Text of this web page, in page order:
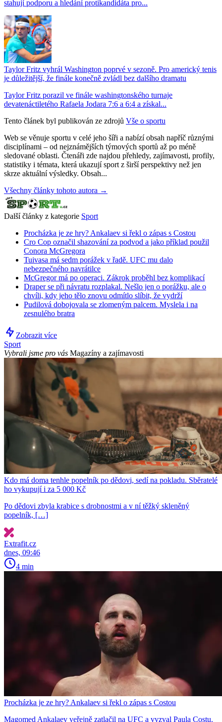
stahují podporu a hledání protikandidáta pro...
Taylor Fritz vyhrál Washington poprvé v sezoně. Pro americký tenis
je důležitější, že finále konečně zvládl bez dalšího dramatu
Taylor Fritz porazil ve finále washingtonského turnaje
devatenáctiletého Rafaela Jodara 7:6 a 6:4 a získal...
Tento článek byl publikován ze zdrojů Vše o sportu
Web se věnuje sportu v celé jeho šíři a nabízí obsah napříč různými
disciplínami – od nejznámějších týmových sportů až po méně
sledované oblasti. Čtenáři zde najdou přehledy, zajímavosti, profily,
statistiky i témata, která ukazují sport z širší perspektivy než jen
skrze aktuální výsledky. Obsah...
Všechny články tohoto autora →
Další články z kategorie Sport
Procházka je ze hry? Ankalaev si řekl o zápas s Costou
Cro Cop označil shazování za podvod a jako příklad použil
Conora McGregora
Tuivasa má sedm porážek v řadě. UFC mu dalo
nebezpečného navrátilce
McGregor má po operaci. Zákrok proběhl bez komplikací
Draper se při návratu rozplakal. Nešlo jen o porážku, ale o
chvíli, kdy jeho tělo znovu odmítlo slíbit, že vydrží
Pudilová dobojovala se zlomeným palcem. Myslela i na
zesnulého bratra
Zobrazit více
Sport
Vybrali jsme pro vás Magazíny a zajímavosti
Kdo má doma tenhle popelník po dědovi, sedí na pokladu. Sběratelé
ho vykupují i za 5 000 Kč
Po dědovi zbyla krabice s drobnostmi a v ní těžký skleněný
popelník, […]
Extrafit.cz
dnes, 09:46
4 min
Procházka je ze hry? Ankalaev si řekl o zápas s Costou
Magomed Ankalaev veřejně zatlačil na UFC a vyzval Paula Costu.